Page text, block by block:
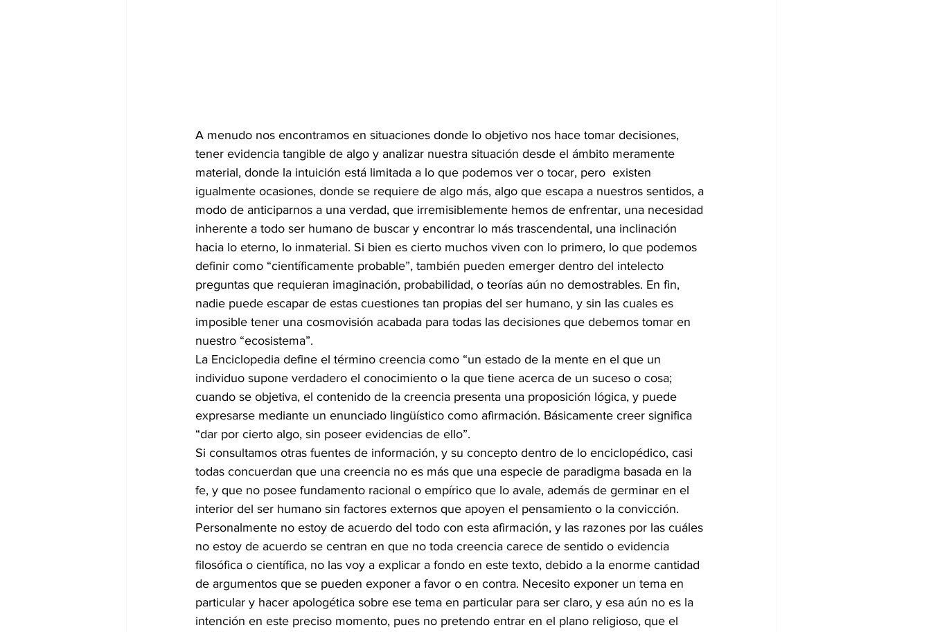
A menudo nos encontramos en situaciones donde lo objetivo nos hace tomar decisiones,
tener evidencia tangible de algo y analizar nuestra situación desde el ámbito meramente
material, donde la intuición está limitada a lo que podemos ver o tocar, pero  existen
igualmente ocasiones, donde se requiere de algo más, algo que escapa a nuestros sentidos, a
modo de anticiparnos a una verdad, que irremisiblemente hemos de enfrentar, una necesidad
inherente a todo ser humano de buscar y encontrar lo más trascendental, una inclinación
hacia lo eterno, lo inmaterial. Si bien es cierto muchos viven con lo primero, lo que podemos
definir como “científicamente probable”, también pueden emerger dentro del intelecto
preguntas que requieran imaginación, probabilidad, o teorías aún no demostrables. En fin,
nadie puede escapar de estas cuestiones tan propias del ser humano, y sin las cuales es
imposible tener una cosmovisión acabada para todas las decisiones que debemos tomar en
nuestro “ecosistema”.
La Enciclopedia define el término creencia como “un estado de la mente en el que un
individuo supone verdadero el conocimiento o la que tiene acerca de un suceso o cosa;
cuando se objetiva, el contenido de la creencia presenta una proposición lógica, y puede
expresarse mediante un enunciado lingüístico como afirmación. Básicamente creer significa
“dar por cierto algo, sin poseer evidencias de ello”.
Si consultamos otras fuentes de información, y su concepto dentro de lo enciclopédico, casi
todas concuerdan que una creencia no es más que una especie de paradigma basada en la
fe, y que no posee fundamento racional o empírico que lo avale, además de germinar en el
interior del ser humano sin factores externos que apoyen el pensamiento o la convicción.
Personalmente no estoy de acuerdo del todo con esta afirmación, y las razones por las cuáles
no estoy de acuerdo se centran en que no toda creencia carece de sentido o evidencia
filosófica o científica, no las voy a explicar a fondo en este texto, debido a la enorme cantidad
de argumentos que se pueden exponer a favor o en contra. Necesito exponer un tema en
particular y hacer apologética sobre ese tema en particular para ser claro, y esa aún no es la
intención en este preciso momento, pues no pretendo entrar en el plano religioso, que el